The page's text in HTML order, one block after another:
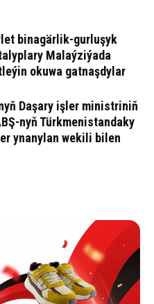
binagärlik-gurluşyk
Malaýziýada
okuwa gatnaşdylar
Daşary işler ministriniň
nyň Türkmenistandaky
ynanylan wekili bilen